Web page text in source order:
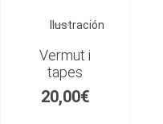
Ilustración
Vermut i
tapes
20,00€